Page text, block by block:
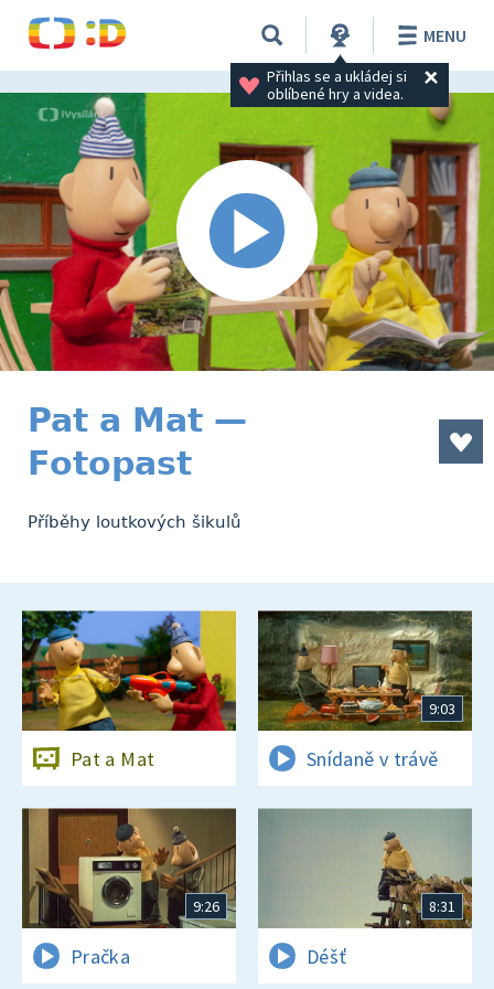
Přihlas se a ukládej si
oblíbené hry a videa.
MENU
Pat a Mat —
Fotopast
Příběhy loutkových šikulů
Pat a Mat
9:03
Snídaně v trávě
9:26
Pračka
8:31
Déšť